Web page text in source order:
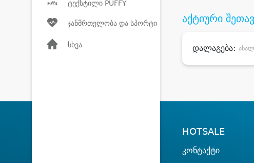
ტექსტილი PUFFY
ჯანმრთელობა და სპორტი
სხვა
აქტიური
დალაგება:
HOTSALE
კონტაქტი